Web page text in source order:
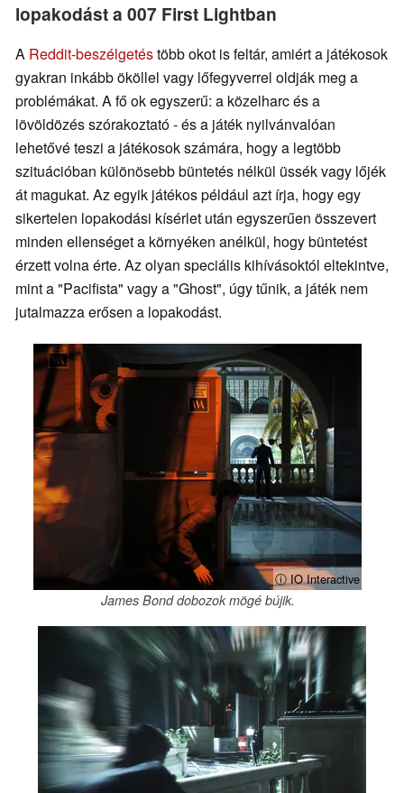
lopakodást a 007 First Lightban
A Reddit-beszélgetéstöbb okot is feltár, amiért a játékosok
gyakran inkább ököllel vagy lőfegyverrel oldják meg a
problémákat. A fő ok egyszerű: a közelharc és a
lövöldözés szórakoztató - és a játék nyilvánvalóan
lehetővé teszi a játékosok számára, hogy a legtöbb
szituációban különösebb büntetés nélkül üssék vagy lőjék
át magukat. Az egyik játékos például azt írja, hogy egy
sikertelen lopakodási kísérlet után egyszerűen összevert
minden ellenséget a környéken anélkül, hogy büntetést
érzett volna érte. Az olyan speciális kihívásoktól eltekintve,
mint a "Pacifista" vagy a "Ghost", úgy tűnik, a játék nem
jutalmazza erősen a lopakodást.
ⓘ IO Interactive
James Bond dobozok mögé bújik.